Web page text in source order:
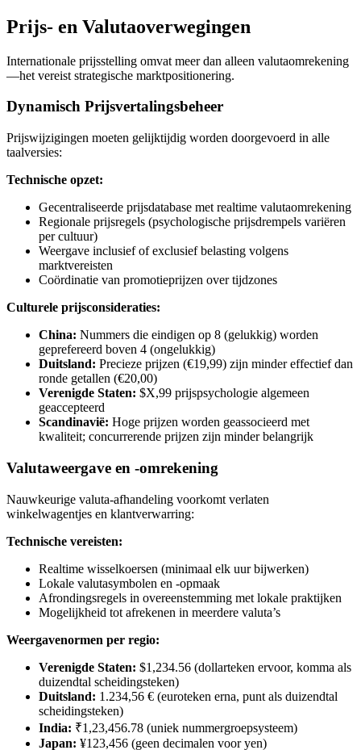
Prijs- en Valutaoverwegingen
Internationale prijsstelling omvat meer dan alleen valutaomrekening
—het vereist strategische marktpositionering.
Dynamisch Prijsvertalingsbeheer
Prijswijzigingen moeten gelijktijdig worden doorgevoerd in alle
taalversies:
Technische opzet:
Gecentraliseerde prijsdatabase met realtime valutaomrekening
Regionale prijsregels (psychologische prijsdrempels variëren
per cultuur)
Weergave inclusief of exclusief belasting volgens
marktvereisten
Coördinatie van promotieprijzen over tijdzones
Culturele prijsconsideraties:
China: Nummers die eindigen op 8 (gelukkig) worden
geprefereerd boven 4 (ongelukkig)
Duitsland: Precieze prijzen (€19,99) zijn minder effectief dan
ronde getallen (€20,00)
Verenigde Staten: $X,99 prijspsychologie algemeen
geaccepteerd
Scandinavië: Hoge prijzen worden geassocieerd met
kwaliteit; concurrerende prijzen zijn minder belangrijk
Valutaweergave en -omrekening
Nauwkeurige valuta-afhandeling voorkomt verlaten
winkelwagentjes en klantverwarring:
Technische vereisten:
Realtime wisselkoersen (minimaal elk uur bijwerken)
Lokale valutasymbolen en -opmaak
Afrondingsregels in overeenstemming met lokale praktijken
Mogelijkheid tot afrekenen in meerdere valuta’s
Weergavenormen per regio:
Verenigde Staten: $1,234.56 (dollarteken ervoor, komma als
duizendtal scheidingsteken)
Duitsland: 1.234,56 € (euroteken erna, punt als duizendtal
scheidingsteken)
India: ₹1,23,456.78 (uniek nummergroepsysteem)
Japan: ¥123,456 (geen decimalen voor yen)